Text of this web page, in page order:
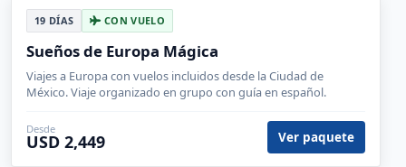
19 DÍAS CON VUELO
Sueños de Europa Mágica
Viajes a Europa con vuelos incluidos desde la Ciudad de
México. Viaje organizado en grupo con guía en español.
Desde
USD 2,449 Ver paquete